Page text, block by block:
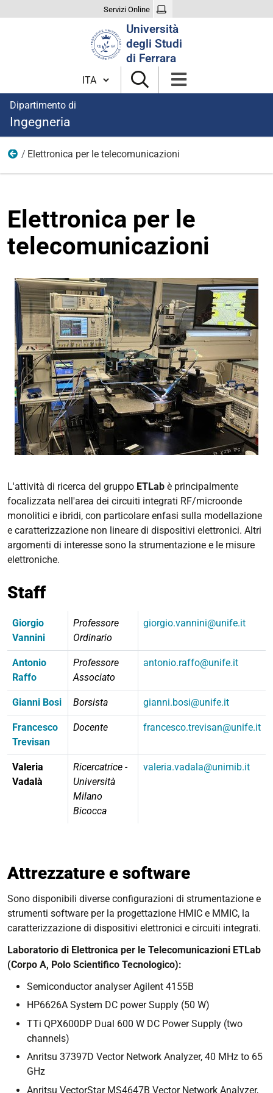
Servizi Online
Università
degli Studi
di Ferrara
Cambia lingua
Dipartimento di
Ingegneria
Area Informazione
Elettronica per le telecomunicazioni
Elettronica per le
telecomunicazioni
L'attività di ricerca del gruppo ETLab è principalmente
focalizzata nell'area dei circuiti integrati RF/microonde
monolitici e ibridi, con particolare enfasi sulla modellazione
e caratterizzazione non lineare di dispositivi elettronici. Altri
argomenti di interesse sono la strumentazione e le misure
elettroniche.
Staff
Giorgio
Vannini
Professore
Ordinario
giorgio.vannini@unife.it
Antonio
Raffo
Professore
Associato
antonio.raffo@unife.it
Gianni Bosi Borsista gianni.bosi@unife.it
Francesco
Trevisan
Docente francesco.trevisan@unife.it
Valeria
Vadalà
Ricercatrice -
Università
Milano
Bicocca
valeria.vadala@unimib.it
Attrezzature e software
Sono disponibili diverse configurazioni di strumentazione e
strumenti software per la progettazione HMIC e MMIC, la
caratterizzazione di dispositivi elettronici e circuiti integrati.
Laboratorio di Elettronica per le Telecomunicazioni ETLab
(Corpo A, Polo Scientifico Tecnologico):
Semiconductor analyser Agilent 4155B
HP6626A System DC power Supply (50 W)
TTi QPX600DP Dual 600 W DC Power Supply (two
channels)
Anritsu 37397D Vector Network Analyzer, 40 MHz to 65
GHz
Anritsu VectorStar MS4647B Vector Network Analyzer,